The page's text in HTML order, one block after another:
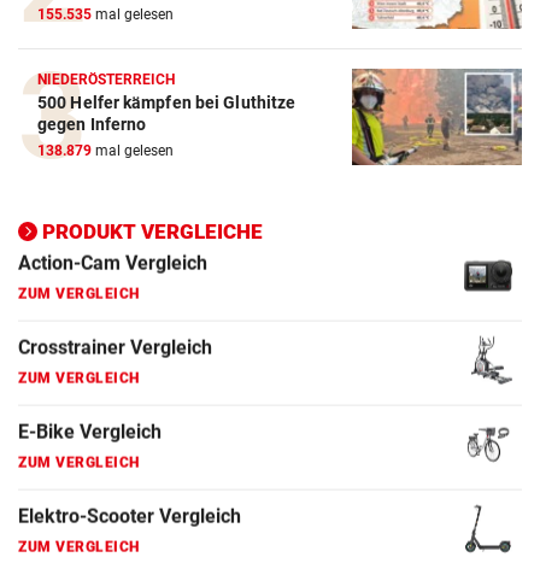
155.535 mal gelesen
NIEDERÖSTERREICH
500 Helfer kämpfen bei Gluthitze
gegen Inferno
138.879 mal gelesen
PRODUKT VERGLEICHE
Crosstrainer Vergleich
E-Bike Vergleich
ZUM VERGLEICH
ZUM VERGLEICH
Ergometer Vergleich
Fahrradanhänger Vergleich
Faszienrolle Vergleich